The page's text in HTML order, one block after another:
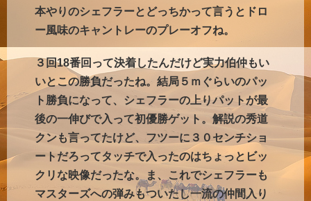
本やりのシェフラーとどっちかって言うとドロ
ー風味のキャントレーのプレーオフね。
３回18番回って決着したんだけど実力伯仲もい
いとこの勝負だったね。結局５ｍぐらいのパッ
ト勝負になって、シェフラーの上りパットが最
後の一伸びで入って初優勝ゲット。解説の秀道
クンも言ってたけど、フツーに３０センチショ
ートだろってタッチで入ったのはちょっとビッ
クリな映像だったな。ま、これでシェフラーも
マスターズへの弾みもついたし一流の仲間入り